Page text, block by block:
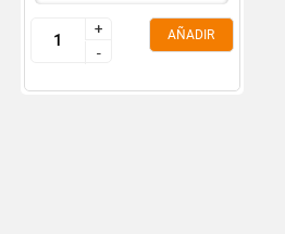
+
-
+
-
AÑADIR